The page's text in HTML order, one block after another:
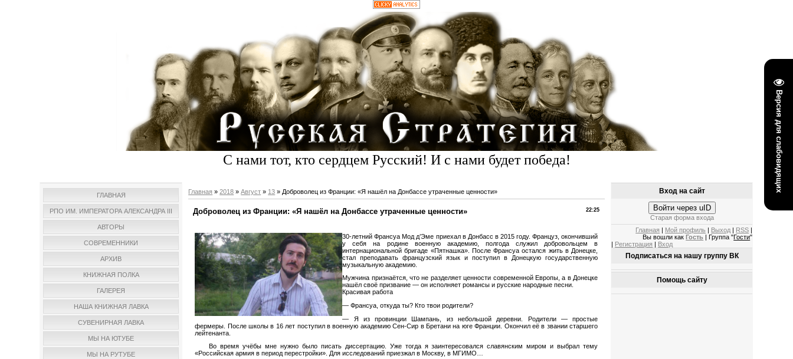
Версия для слабовидящих
С нами тот, кто сердцем Русский! И с нами будет победа!
ГЛАВНАЯ
РПО ИМ. ИМПЕРАТОРА АЛЕКСАНДРА III
АВТОРЫ
СОВРЕМЕННИКИ
АРХИВ
КНИЖНАЯ ПОЛКА
ГАЛЕРЕЯ
НАША КНИЖНАЯ ЛАВКА
СУВЕНИРНАЯ ЛАВКА
МЫ НА ЮТУБЕ
МЫ НА РУТУБЕ
Главная »2018 » Август » 13 » Доброволец из Франции: «Я нашёл на Донбассе утраченные ценности»
22:25
Доброволец из Франции: «Я нашёл на Донбассе утраченные ценности»
30-летний Франсуа Мод д’Эме приехал в Донбасс в 2015 году. Француз, окончивший
у себя на родине военную академию, полгода служил добровольцем в
интернациональной бригаде «Пятнашка». После Франсуа остался жить в Донецке,
стал преподавать французский язык и поступил в Донецкую государственную
музыкальную академию.
Мужчина признаётся, что не разделяет ценности современной Европы, а в Донецке
нашёл своё призвание — он исполняет романсы и русские народные песни.
Красивая работа
— Франсуа, откуда ты? Кто твои родители?
— Я из провинции Шампань, из небольшой деревни. Родители — простые
фермеры. После школы в 16 лет поступил в военную академию Сен-Сир в Бретани на юге Франции. Окончил её в звании старшего
лейтенанта.
Во время учёбы мне нужно было писать диссертацию. Уже тогда я заинтересовался славянским миром и выбрал тему
«Российская армия в период перестройки». Для исследований приезжал в Москву, в МГИМО…
Вход на сайт
Войти через uID
Старая форма входа
Главная
Мой профиль Выход RSS
Вы вошли как Гость | Группа "Гости"
Регистрация Вход
Подписаться на нашу группу ВК
Помощь сайту